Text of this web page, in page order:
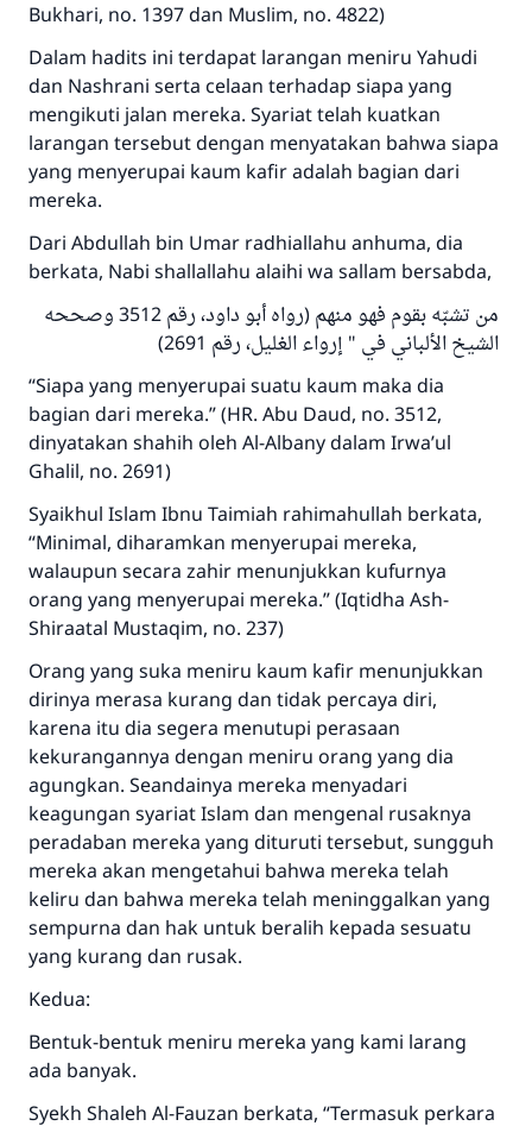
Bukhari, no. 1397 dan Muslim, no. 4822)
Dalam hadits ini terdapat larangan meniru Yahudi
dan Nashrani serta celaan terhadap siapa yang
mengikuti jalan mereka. Syariat telah kuatkan
larangan tersebut dengan menyatakan bahwa siapa
yang menyerupai kaum kafir adalah bagian dari
mereka.
Dari Abdullah bin Umar radhiallahu anhuma, dia
berkata, Nabi shallallahu alaihi wa sallam bersabda,
من تشبّه بقوم فهو منهم (رواه أبو داود، رقم 3512 وصححه
الشيخ الألباني في " إرواء الغليل، رقم 2691)
“Siapa yang menyerupai suatu kaum maka dia
bagian dari mereka.” (HR. Abu Daud, no. 3512,
dinyatakan shahih oleh Al-Albany dalam Irwa’ul
Ghalil, no. 2691)
Syaikhul Islam Ibnu Taimiah rahimahullah berkata,
“Minimal, diharamkan menyerupai mereka,
walaupun secara zahir menunjukkan kufurnya
orang yang menyerupai mereka.” (Iqtidha Ash-
Shiraatal Mustaqim, no. 237)
Orang yang suka meniru kaum kafir menunjukkan
dirinya merasa kurang dan tidak percaya diri,
karena itu dia segera menutupi perasaan
kekurangannya dengan meniru orang yang dia
agungkan. Seandainya mereka menyadari
keagungan syariat Islam dan mengenal rusaknya
peradaban mereka yang dituruti tersebut, sungguh
mereka akan mengetahui bahwa mereka telah
keliru dan bahwa mereka telah meninggalkan yang
sempurna dan hak untuk beralih kepada sesuatu
yang kurang dan rusak.
Kedua:
Bentuk-bentuk meniru mereka yang kami larang
ada banyak.
Syekh Shaleh Al-Fauzan berkata, “Termasuk perkara